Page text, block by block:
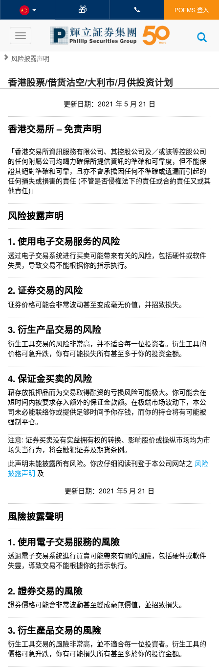
🎁 📞 POEMS 登入
Toggle
navigation
风险披露声明
香港股票/借货沽空/大利市/月供投资计划
更新日期：2021 年 5 月 21 日
香港交易所 – 免责声明
「香港交易所資訊服務有限公司、其控股公司及／或該等控股公司
的任何附屬公司均竭力確保所提供資訊的準確和可靠度，但不能保
證其絕對準確和可靠，且亦不會承擔因任何不準確或遺漏而引起的
任何損失或損害的責任 (不管是否侵權法下的責任或合約責任又或其
他責任)」
风险披露声明
1. 使用电子交易服务的风险
透过电子交易系统进行买卖可能带来有关的风险，包括硬件或软件
失灵，导致交易不能根据你的指示执行。
2. 证券交易的风险
证券价格可能会非常波动甚至变成毫无价值，并招致损失。
3. 衍生产品交易的风险
衍生工具交易的风险非常高，并不适合每一位投资者。衍生工具的
价格可急升跌，你有可能损失所有甚至多于你的投资金额。
4. 保证金买卖的风险
藉存放抵押品而为交易取得融资的亏损风险可能极大。你可能会在
短时间内被要求存入额外的保证金款额。在极端市场波动下，本公
司未必能联络你或提供足够时间予你存钱，而你的持仓将有可能被
强制平仓。
注意: 证券买卖没有实益拥有权的转换、影响股价或操纵市场均为市
场失当行为，将会触犯证券及期货条例。
此声明未能披露所有风险。你应仔细阅读刊登于本公司网站之 风险
披露声明 及
更新日期：2021 年5 月 21 日
風險披露聲明
1. 使用電子交易服務的風險
透過電子交易系統進行買賣可能帶來有關的風險，包括硬件或軟件
失靈，導致交易不能根據你的指示執行。
2. 證券交易的風險
證券價格可能會非常波動甚至變成毫無價值，並招致損失。
3. 衍生產品交易的風險
衍生工具交易的風險非常高，並不適合每一位投資者。衍生工具的
價格可急升跌，你有可能損失所有甚至多於你的投資金額。